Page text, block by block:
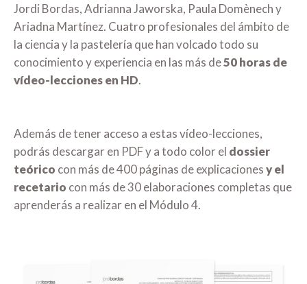
Jordi Bordas, Adrianna Jaworska, Paula Domènech y
Ariadna Martínez. Cuatro profesionales del ámbito de
la ciencia y la pastelería que han volcado todo su
conocimiento y experiencia en las más de50 horas de
vídeo-lecciones en HD.
Además de tener acceso a estas vídeo-lecciones,
podrás descargar en PDF y a todo color el dossier
teórico con más de 400 páginas de explicacionesy el
recetario con más de 30 elaboraciones completas que
aprenderás a realizar en el Módulo 4.